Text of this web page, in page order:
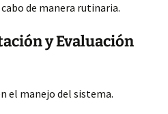
de manera rutinaria.
y Evaluación
el manejo del sistema.